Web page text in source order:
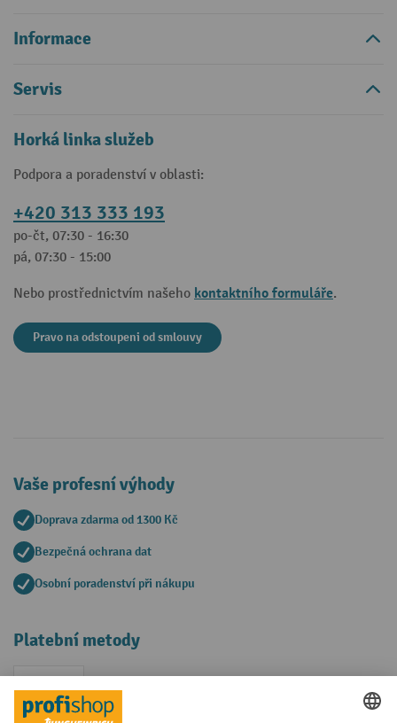
Informace
Servis
Horká linka služeb
Podpora a poradenství v oblasti:
+420 313 333 193
po-čt, 07:30 - 16:30
pá, 07:30 - 15:00
Nebo prostřednictvím našeho kontaktního formuláře.
Pravo na odstoupeni od smlouvy
Vaše profesní výhody
Doprava zdarma od 1300 Kč
Bezpečná ochrana dat
Osobní poradenství při nákupu
Platební metody
Faktura